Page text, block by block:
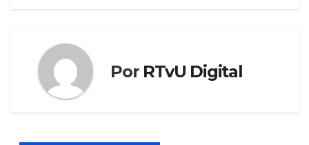
Por RTvU Digital